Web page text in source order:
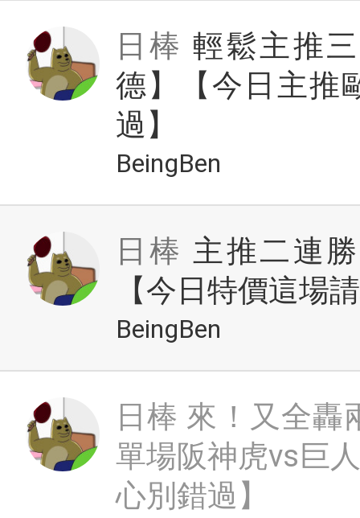
日棒 輕鬆主推
德】【今日主推
過】
BeingBen
日棒 主推二連
【今日特價這場
BeingBen
日棒 來！又全轟
單場阪神虎vs巨
心別錯過】